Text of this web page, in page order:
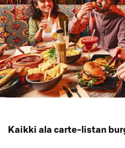
Kaikki ala carte-listan